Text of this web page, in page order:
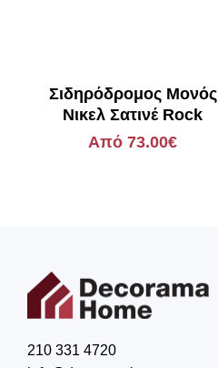
Σιδηρόδρομος Μονός
Νικελ Σατινέ Rock
Από 73.00€
210 331 4720